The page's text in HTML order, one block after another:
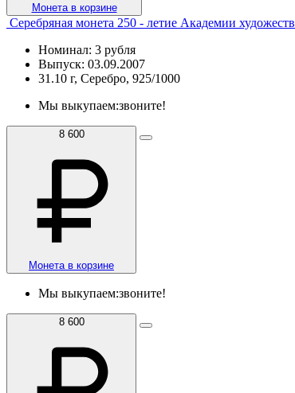
Монета в корзине
Серебряная монета 250 - летие Академии художеств
Номинал: 3 рубля
Выпуск: 03.09.2007
31.10 г, Серебро, 925/1000
Мы выкупаем:звоните!
8 600
Монета в корзине
Мы выкупаем:звоните!
8 600